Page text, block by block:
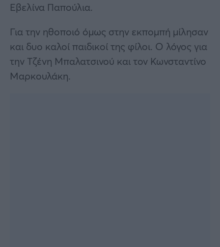
Εβελίνα Παπούλια.
Για την ηθοποιό όμως στην εκπομπή μίλησαν
και δυο καλοί παιδικοί της φίλοι. Ο λόγος για
την Τζένη Μπαλατσινού και τον Κωνσταντίνο
Μαρκουλάκη.